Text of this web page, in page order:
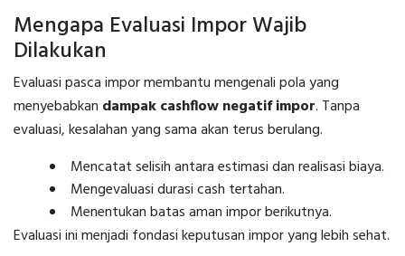
Mengapa Evaluasi Impor Wajib
Dilakukan
Evaluasi pasca impor membantu mengenali pola yang
menyebabkan dampak cashflow negatif impor. Tanpa
evaluasi, kesalahan yang sama akan terus berulang.
Mencatat selisih antara estimasi dan realisasi biaya.
Mengevaluasi durasi cash tertahan.
Menentukan batas aman impor berikutnya.
Evaluasi ini menjadi fondasi keputusan impor yang lebih sehat.